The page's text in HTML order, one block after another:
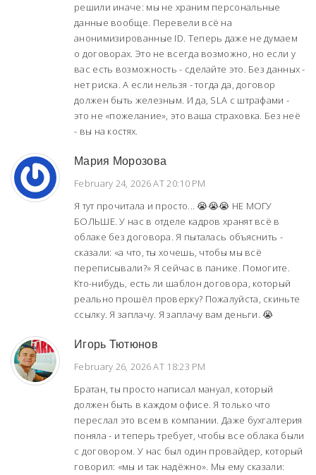
решили иначе: мы не храним персональные
данные вообще. Перевели всё на
анонимизированные ID. Теперь даже не думаем
о договорах. Это не всегда возможно, но если у
вас есть возможность - сделайте это. Без данных -
нет риска. А если нельзя - тогда да, договор
должен быть железным. И да, SLA с штрафами -
это не «пожелание», это ваша страховка. Без неё
- вы на костях.
Мария Морозова
February 24, 2026 AT 20:10 PM
Я тут прочитала и просто... 😭😭😭 НЕ МОГУ
БОЛЬШЕ. У нас в отделе кадров хранят всё в
облаке без договора. Я пыталась объяснить -
сказали: «а что, ты хочешь, чтобы мы всё
переписывали?» Я сейчас в панике. Помогите.
Кто-нибудь, есть ли шаблон договора, который
реально прошёл проверку? Пожалуйста, скиньте
ссылку. Я заплачу. Я заплачу вам деньги. 😭
Игорь Тютюнов
February 26, 2026 AT 18:23 PM
Братан, ты просто написал мануал, который
должен быть в каждом офисе. Я только что
переслал это всем в компании. Даже бухгалтерия
поняла - и теперь требует, чтобы все облака были
с договором. У нас был один провайдер, который
говорил: «мы и так надёжно». Мы ему сказали: